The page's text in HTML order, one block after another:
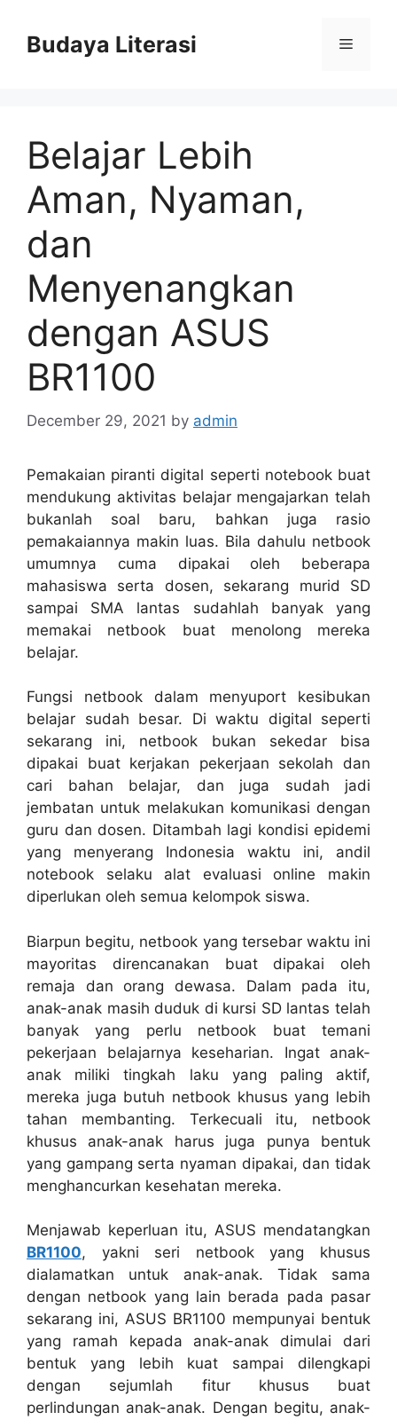
contentBudaya Literasi Menu
Belajar Lebih
Aman, Nyaman,
dan
Menyenangkan
dengan ASUS
BR1100
December 29, 2021 by admin
Pemakaian piranti digital seperti notebook buat
mendukung aktivitas belajar mengajarkan telah
bukanlah soal baru, bahkan juga rasio
pemakaiannya makin luas. Bila dahulu netbook
umumnya cuma dipakai oleh beberapa
mahasiswa serta dosen, sekarang murid SD
sampai SMA lantas sudahlah banyak yang
memakai netbook buat menolong mereka
belajar.
Fungsi netbook dalam menyuport kesibukan
belajar sudah besar. Di waktu digital seperti
sekarang ini, netbook bukan sekedar bisa
dipakai buat kerjakan pekerjaan sekolah dan
cari bahan belajar, dan juga sudah jadi
jembatan untuk melakukan komunikasi dengan
guru dan dosen. Ditambah lagi kondisi epidemi
yang menyerang Indonesia waktu ini, andil
notebook selaku alat evaluasi online makin
diperlukan oleh semua kelompok siswa.
Biarpun begitu, netbook yang tersebar waktu ini
mayoritas direncanakan buat dipakai oleh
remaja dan orang dewasa. Dalam pada itu,
anak-anak masih duduk di kursi SD lantas telah
banyak yang perlu netbook buat temani
pekerjaan belajarnya keseharian. Ingat anak-
anak miliki tingkah laku yang paling aktif,
mereka juga butuh netbook khusus yang lebih
tahan membanting. Terkecuali itu, netbook
khusus anak-anak harus juga punya bentuk
yang gampang serta nyaman dipakai, dan tidak
menghancurkan kesehatan mereka.
Menjawab keperluan itu, ASUS mendatangkan
BR1100, yakni seri netbook yang khusus
dialamatkan untuk anak-anak. Tidak sama
dengan netbook yang lain berada pada pasar
sekarang ini, ASUS BR1100 mempunyai bentuk
yang ramah kepada anak-anak dimulai dari
bentuk yang lebih kuat sampai dilengkapi
dengan sejumlah fitur khusus buat
perlindungan anak-anak. Dengan begitu, anak-